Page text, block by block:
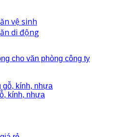
vệ sinh
di động
cho văn phòng công ty
kính, nhựa